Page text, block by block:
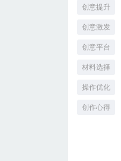
创意提升
创意激发
创意平台
材料选择
操作优化
创作心得